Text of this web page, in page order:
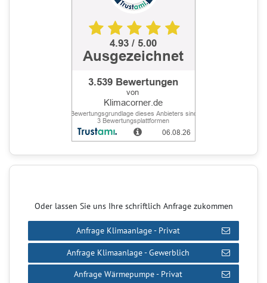
Oder lassen Sie uns Ihre schriftlich Anfrage zukommen
Anfrage Klimaanlage - Privat
Anfrage Klimaanlage - Gewerblich
Anfrage Wärmepumpe - Privat